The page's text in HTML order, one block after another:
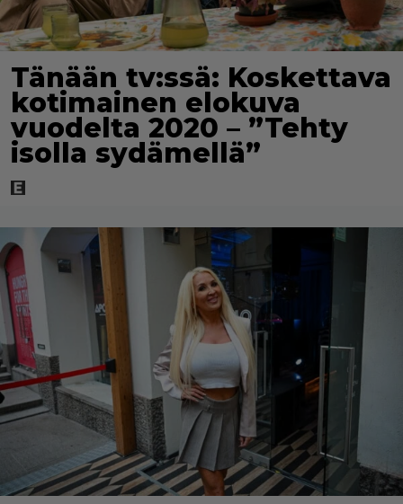
Tänään tv:ssä: Koskettava
kotimainen elokuva
vuodelta 2020 – ”Tehty
isolla sydämellä”